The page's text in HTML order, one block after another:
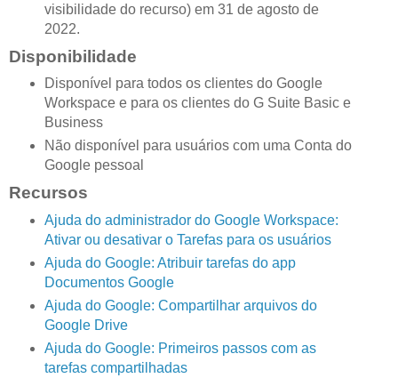
visibilidade do recurso) em 31 de agosto de
2022.
Disponibilidade
Disponível para todos os clientes do Google
Workspace e para os clientes do G Suite Basic e
Business
Não disponível para usuários com uma Conta do
Google pessoal
Recursos
Ajuda do administrador do Google Workspace:
Ativar ou desativar o Tarefas para os usuários
Ajuda do Google: Atribuir tarefas do app
Documentos Google
Ajuda do Google: Compartilhar arquivos do
Google Drive
Ajuda do Google: Primeiros passos com as
tarefas compartilhadas